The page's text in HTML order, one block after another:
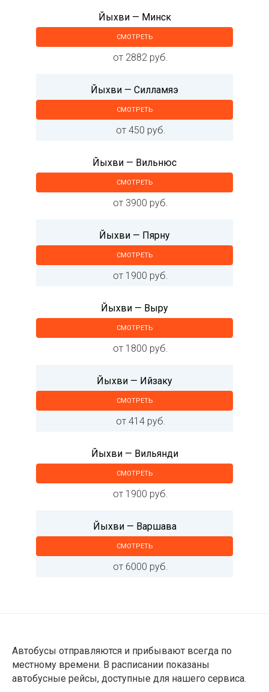
Йыхви — Минск
СМОТРЕТЬ
от 2882 руб.
Йыхви — Силламяэ
СМОТРЕТЬ
от 450 руб.
Йыхви — Вильнюс
СМОТРЕТЬ
от 3900 руб.
Йыхви — Пярну
СМОТРЕТЬ
от 1900 руб.
Йыхви — Выру
СМОТРЕТЬ
от 1800 руб.
Йыхви — Ийзаку
СМОТРЕТЬ
от 414 руб.
Йыхви — Вильянди
СМОТРЕТЬ
от 1900 руб.
Йыхви — Варшава
СМОТРЕТЬ
от 6000 руб.
Автобусы отправляются и прибывают всегда по
местному времени. В расписании показаны
автобусные рейсы, доступные для нашего сервиса.